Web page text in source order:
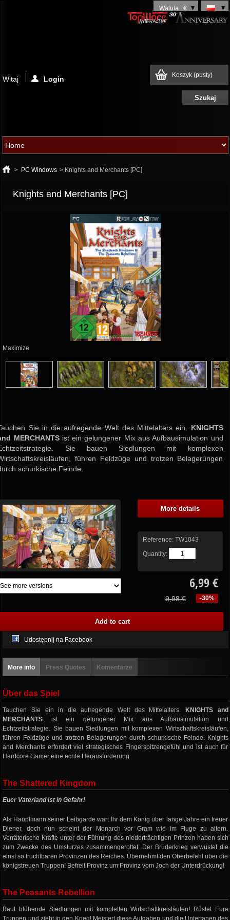
Waluta : €
Koszyk (pusty)
Witaj Login
> PC Windows > Knights and Merchants [PC]
Knights and Merchants [PC]
Maximize
Sie in die aufregende Welt des Mittelalters ein. KNIGHTS
MERCHANTSist ein gelungener Mix aus Aufbausimulation und
Sie bauen Siedlungen mit komplexen
führen Feldzüge und trotzen Belagerungen
schurkische Feinde.
More details
Reference: TW1043
Quantity:
6,99 €
-30%
9,98 €
Udostępnij na Facebook
More info Press Quotes Komentarze
Über das Spiel
Tauchen Sie ein in die aufregende Welt des Mittelalters.
KNIGHTS and
MERCHANTS ist ein gelungener Mix aus Aufbausimulation und
Echtzeitstrategie. Sie bauen Siedlungen mit komplexen Wirtschaftskreisläufen,
führen Feldzüge und trotzen Belagerungen durch schurkische Feinde. Knights
and Merchants erfordert viel strategisches Fingerspitzengefühl und ist auch für
Hardcore Gamer eine echte Herausforderung.
The Shattered Kingdom
Euer Vaterland ist in Gefahr!
Als Hauptmann seiner Leibgarde wart Ihr dem König über lange Jahre ein treuer
Diener, doch nun scheint der Monarch vor Gram wie im Fluge zu altern.
Verräterische Kräfte unter der Führung des niederträchtigen Prinzen haben sich
zum Zwecke des Umsturzes zusammengerottet. Der Bruderkrieg verwüstet die
einst so fruchtbaren Provinzen des Reiches. Übernehmt den Oberbefehl über die
königstreuen Truppen! Befreit Provinz um Provinz vom Joch der Unterdrückung!
The Peasants Rebellion
Baut blühende Siedlungen mit kompletten Wirtschaftkreisläufen! Rüstet Eure
Truppen und zieht in den Krieg! Meistert diese Aufgaben und die Untertanen des